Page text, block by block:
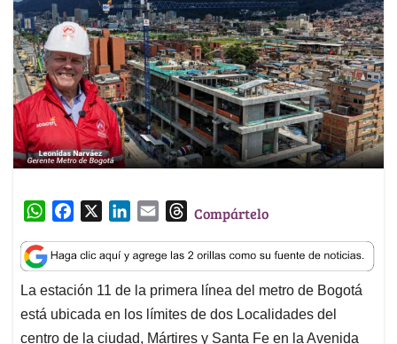
W
a
t
s
A
p
c
e
b
o
o
n
k
e
d
I
a
i
l
T
r
e
a
d
s
Compártelo
La estación 11 de la primera línea del metro de Bogotá
está ubicada en los límites de dos Localidades del
centro de la ciudad, Mártires y Santa Fe en la Avenida